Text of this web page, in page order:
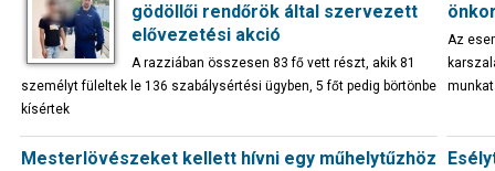
gödöllői rendőrök által szervezett
elővezetési akció
A razziában összesen 83 fő vett részt, akik 81
személyt füleltek le 136 szabálysértési ügyben, 5 főt pedig börtönbe
kísértek
Az
Mesterlövészeket kellett hívni egy műhelytűzhöz